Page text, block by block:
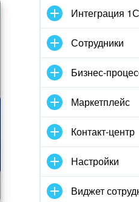
Интеграция
Сотрудники
Бизнес-
Маркетплейс
Контакт-центр
Настройки
Виджет